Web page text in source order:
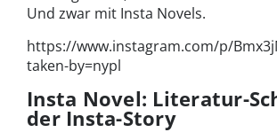
Und zwar mit Insta Novels.
https://www.instagram.com/p/
taken-by=nypl
Insta Novel: Literatur-
der Insta-Story